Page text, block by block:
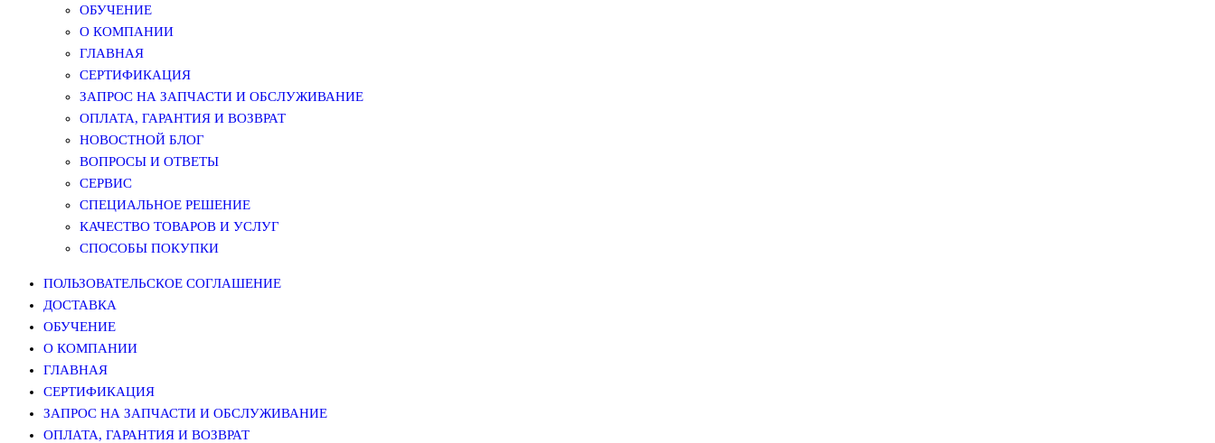
ОБУЧЕНИЕ
О КОМПАНИИ
ГЛАВНАЯ
СЕРТИФИКАЦИЯ
ЗАПРОС НА ЗАПЧАСТИ И ОБСЛУЖИВАНИЕ
ОПЛАТА, ГАРАНТИЯ И ВОЗВРАТ
НОВОСТНОЙ БЛОГ
ВОПРОСЫ И ОТВЕТЫ
СЕРВИС
СПЕЦИАЛЬНОЕ РЕШЕНИЕ
КАЧЕСТВО ТОВАРОВ И УСЛУГ
СПОСОБЫ ПОКУПКИ
ПОЛЬЗОВАТЕЛЬСКОЕ СОГЛАШЕНИЕ
ДОСТАВКА
ОБУЧЕНИЕ
О КОМПАНИИ
ГЛАВНАЯ
СЕРТИФИКАЦИЯ
ЗАПРОС НА ЗАПЧАСТИ И ОБСЛУЖИВАНИЕ
ОПЛАТА, ГАРАНТИЯ И ВОЗВРАТ